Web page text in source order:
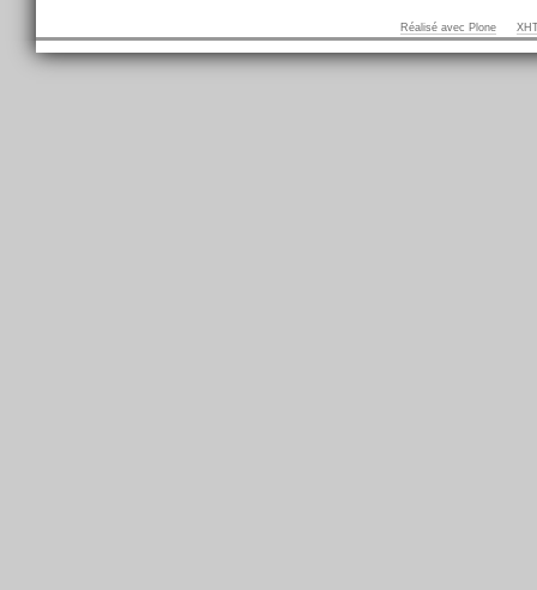
Réalisé avec Plone